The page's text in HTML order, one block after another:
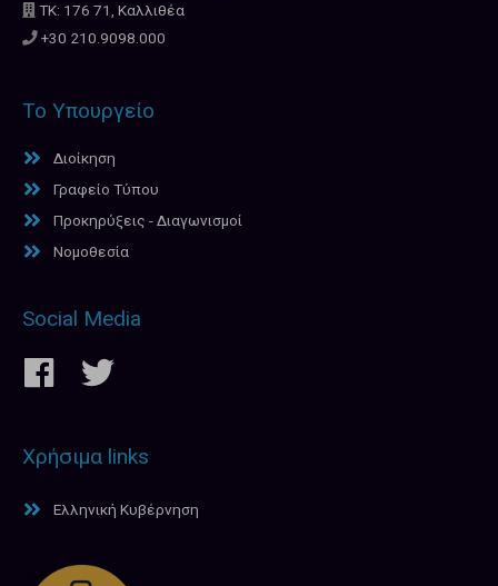
ΤΚ: 176 71, Καλλιθέα
+30 210.9098.000
Το Υπουργείο
Διοίκηση
Γραφείο Τύπου
Προκηρύξεις - Διαγωνισμοί
Νομοθεσία
Social Media
Χρήσιμα links
Ελληνική Κυβέρνηση